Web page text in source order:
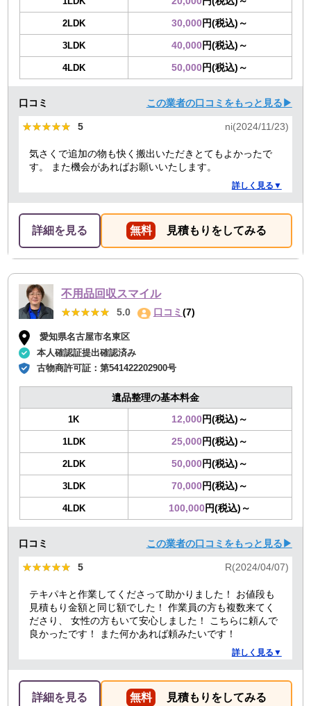
2LDK 30,000円(税込)～
3LDK 40,000円(税込)～
4LDK 50,000円(税込)～
口コミ この業者の口コミをもっと見る▶
★★★★★
★★★★★ 5 ni(2024/11/23)
気さくで追加の物も快く搬出いただきとてもよかったで
す。 また機会があればお願いいたします。
詳しく見る▼
詳細を見る 無料 見積もりをしてみる
不用品回収スマイル
★★★★★
★★★★★ 5.0 口コミ(7)
愛知県名古屋市名東区
本人確認証提出確認済み
古物商許可証：第541422202900号
遺品整理の基本料金
1K 12,000円(税込)～
1LDK 25,000円(税込)～
2LDK 50,000円(税込)～
3LDK 70,000円(税込)～
4LDK 100,000円(税込)～
口コミ この業者の口コミをもっと見る▶
★★★★★
★★★★★ 5 R(2024/04/07)
テキパキと作業してくださって助かりました！ お値段も
見積もり金額と同じ額でした！ 作業員の方も複数来てく
ださり、 女性の方もいて安心しました！ こちらに頼んで
良かったです！ また何かあれば頼みたいです！
詳しく見る▼
詳細を見る 無料 見積もりをしてみる